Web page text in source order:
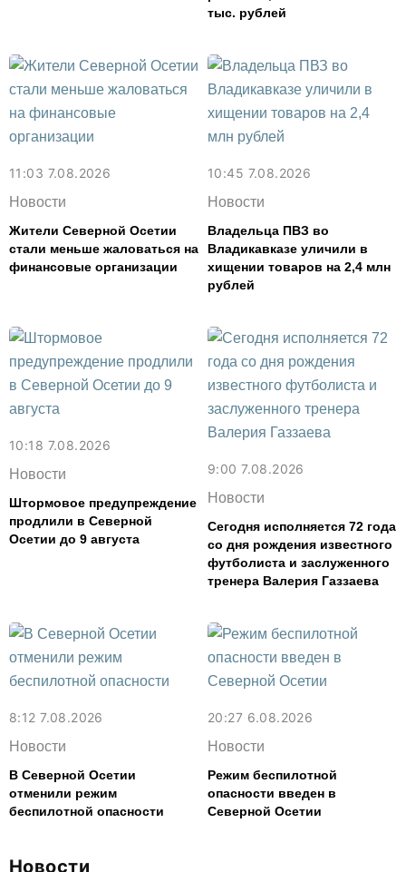
Новости
тыс. рублей
11:03 7.08.2026
Новости
Жители Северной Осетии
стали меньше жаловаться на
финансовые организации
10:45 7.08.2026
Новости
Владельца ПВЗ во
Владикавказе уличили в
хищении товаров на 2,4 млн
рублей
10:18 7.08.2026
Новости
Штормовое предупреждение
продлили в Северной
Осетии до 9 августа
9:00 7.08.2026
Новости
Сегодня исполняется 72 года
со дня рождения известного
футболиста и заслуженного
тренера Валерия Газзаева
8:12 7.08.2026
Новости
В Северной Осетии
отменили режим
беспилотной опасности
20:27 6.08.2026
Новости
Режим беспилотной
опасности введен в
Северной Осетии